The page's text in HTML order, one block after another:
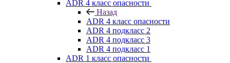
ADR 4 класс опасности
Назад
ADR 4 класс опасности
ADR 4 подкласс 2
ADR 4 подкласс 3
ADR 4 подкласс 1
ADR 1 класс опасности